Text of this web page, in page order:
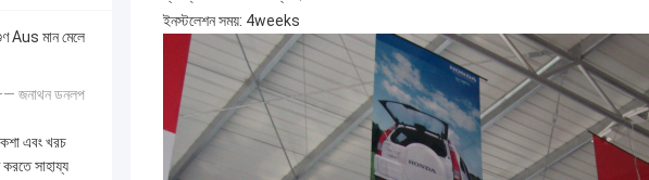
Aus মান মেলে
জনাথন ডনলপ
এবং খরচ
করতে সাহায্য
ইনস্টলেশন সময়: 4weeks